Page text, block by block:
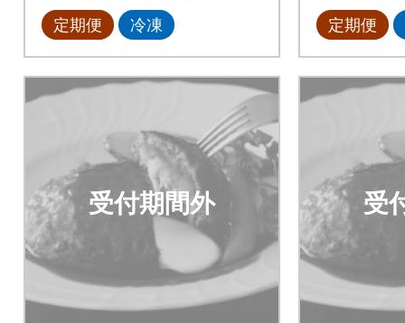
定期便 冷凍 定期便
受付期間外 受